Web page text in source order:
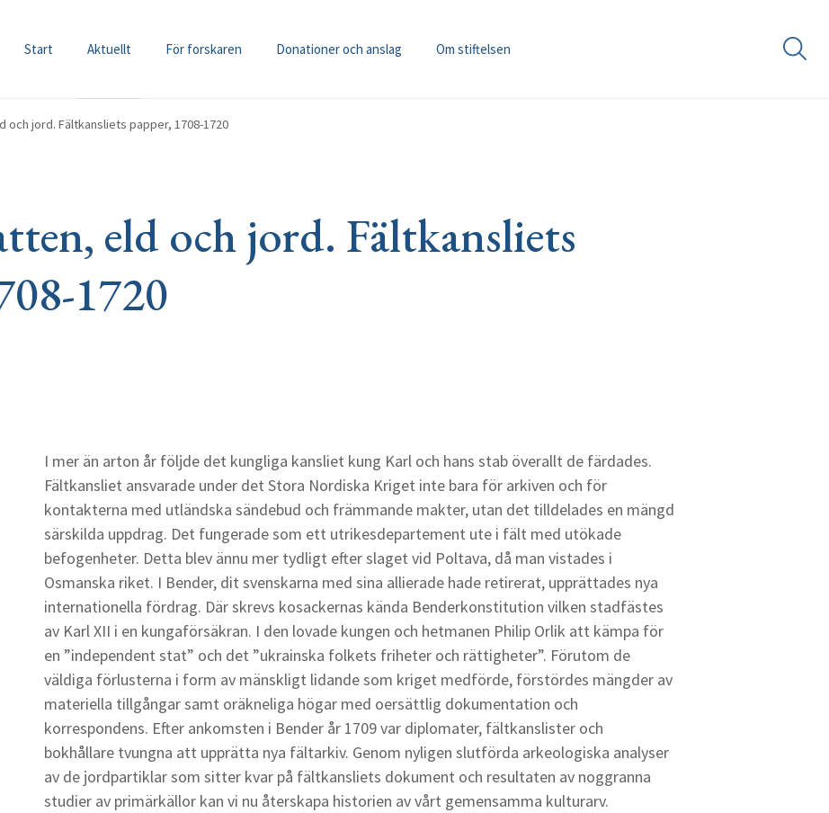
Start Aktuellt För forskaren Donationer och anslag Om stiftelsen
och jord. Fältkansliets papper, 1708-1720
eld och jord. Fältkansliets
1720
I mer än arton år följde det kungliga kansliet kung Karl och hans stab överallt de färdades.
Fältkansliet ansvarade under det Stora Nordiska Kriget inte bara för arkiven och för
kontakterna med utländska sändebud och främmande makter, utan det tilldelades en mängd
särskilda uppdrag. Det fungerade som ett utrikesdepartement ute i fält med utökade
befogenheter. Detta blev ännu mer tydligt efter slaget vid Poltava, då man vistades i
Osmanska riket. I Bender, dit svenskarna med sina allierade hade retirerat, upprättades nya
internationella fördrag. Där skrevs kosackernas kända Benderkonstitution vilken stadfästes
av Karl XII i en kungaförsäkran. I den lovade kungen och hetmanen Philip Orlik att kämpa för
en ”independent stat” och det ”ukrainska folkets friheter och rättigheter”. Förutom de
väldiga förlusterna i form av mänskligt lidande som kriget medförde, förstördes mängder av
materiella tillgångar samt oräkneliga högar med oersättlig dokumentation och
korrespondens. Efter ankomsten i Bender år 1709 var diplomater, fältkanslister och
bokhållare tvungna att upprätta nya fältarkiv. Genom nyligen slutförda arkeologiska analyser
av de jordpartiklar som sitter kvar på fältkansliets dokument och resultaten av noggranna
studier av primärkällor kan vi nu återskapa historien av vårt gemensamma kulturarv.